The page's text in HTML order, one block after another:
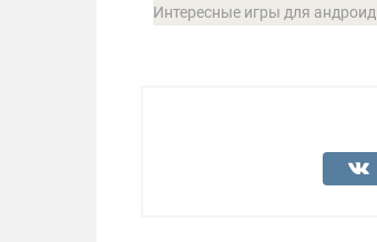
Интересные игры для андроид